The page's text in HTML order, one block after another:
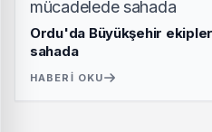
Ordu'da Büyükşehir
sahada
HABERI OKU